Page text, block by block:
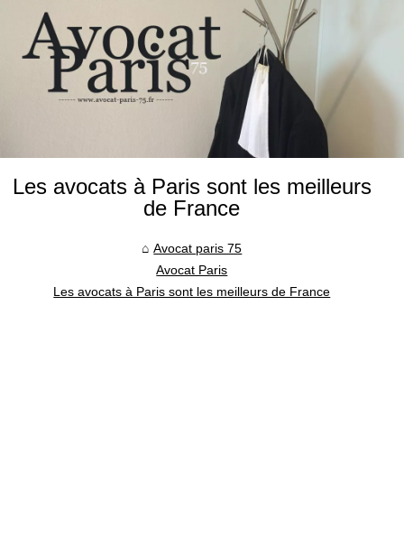
Les avocats à Paris sont les meilleurs
de France
Avocat paris 75
Avocat Paris
Les avocats à Paris sont les meilleurs de France